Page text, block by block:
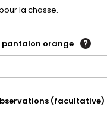
la chasse.
pantalon orange
(facultative)